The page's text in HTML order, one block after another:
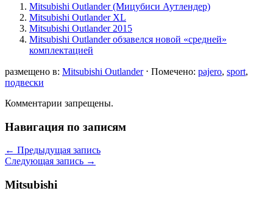
Mitsubishi Outlander (Мицубиси Аутлендер)
Mitsubishi Outlander XL
Mitsubishi Outlander 2015
Mitsubishi Outlander обзавелся новой «средней»
комплектацией
размещено в: Mitsubishi Outlander⋅ Помечено: pajero, sport,
подвески
Комментарии запрещены.
Навигация по записям
← Предыдущая запись
Следующая запись →
Mitsubishi